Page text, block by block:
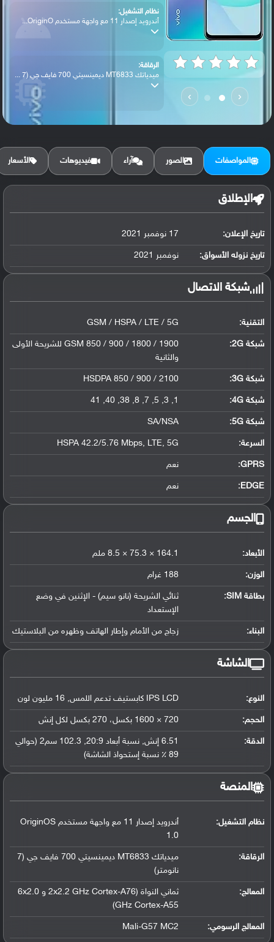
‹
›
نظام التشغيل:
أندرويد إصدار 11 مع واجهة مستخدم OriginO...
الرقاقة:
ميدياتك MT6833 ديمينسيتي 700 فايف جي (7 ...
الرام / التخزين:
البطارية:
ليثيوم بوليمر سعة 5000 مللي أمبير, غير ق...
المواصفات الصور آراء فيديوهات الأسعار
الإطلاق
تاريخ الإعلان: 17 نوفمبر 2021
تاريخ نزوله الأسواق: نوفمبر 2021
شبكة الاتصال
التقنية: GSM / HSPA / LTE / 5G
شبكة 2G:
GSM 850 / 900 / 1800 / 1900 للشريحة الأولى
والثانية
شبكة 3G :
HSDPA 850 / 900 / 2100
شبكة 4G :
1, 3, 5, 7, 8, 38, 40, 41
شبكة 5G :
SA/NSA
السرعة: HSPA 42.2/5.76 Mbps, LTE, 5G
GPRS: نعم
EDGE: نعم
الجسم
الأبعاد: 164.1 × 75.3 × 8.5 ملم
الوزن: 188 غرام
بطاقة SIM:
ثنائي الشريحة (نانو سيم) - الإثنين في وضع
الإستعداد
البناء: زجاج من الأمام وإطار الهاتف وظهره من البلاستيك
الشاشة
النوع: IPS LCD كابستيف تدعم اللمس, 16 مليون لون
الحجم: 720 × 1600 بكسل، 270 بكسل لكل إنش
الدقة:
6.51 إنش, نسبة أبعاد 20:9, 102.3 سم2 (حوالي
89 ٪ نسبة إستحواذ الشاشة)
المنصة
نظام التشغيل:
أندرويد إصدار 11 مع واجهة مستخدم OriginOS
1.0
الرقاقة:
ميدياتك MT6833 ديمينسيتي 700 فايف جي (7
نانومتر)
المعالج:
ثماني النواة (2x2.2 GHz Cortex-A76 و 6x2.0
GHz Cortex-A55)
المعالج الرسومي:
Mali-G57 MC2